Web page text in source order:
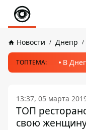
Новости Днепр
ТОПТЕМА: В
13:37, 05 марта
ТОП
свою